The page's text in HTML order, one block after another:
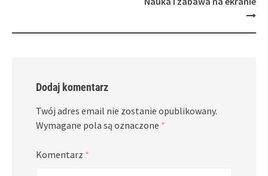
Dodaj komentarz
Twój adres email nie zostanie opublikowany.
Wymagane pola są oznaczone *
Komentarz *